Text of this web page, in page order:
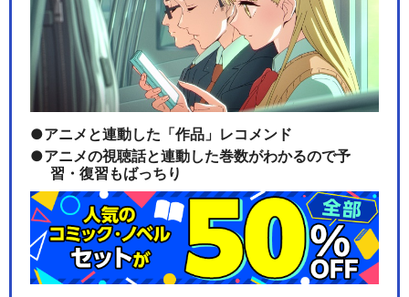
きかんしゃトーマス（シリー
ズ22）
きかんしゃトーマス（シリー
きかんしゃトーマス みんなあ
つまれ!しゅっぱつ…
アニメと連動した「作品」レコメンド
アニメの視聴話と連動した巻数がわかるので予
習・復習もばっちり